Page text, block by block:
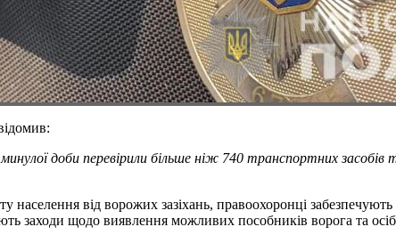
доби перевірили більше ніж 740 транспортних
населення від ворожих зазіхань, правоохоронці
заходи щодо виявлення можливих пособників ворога та